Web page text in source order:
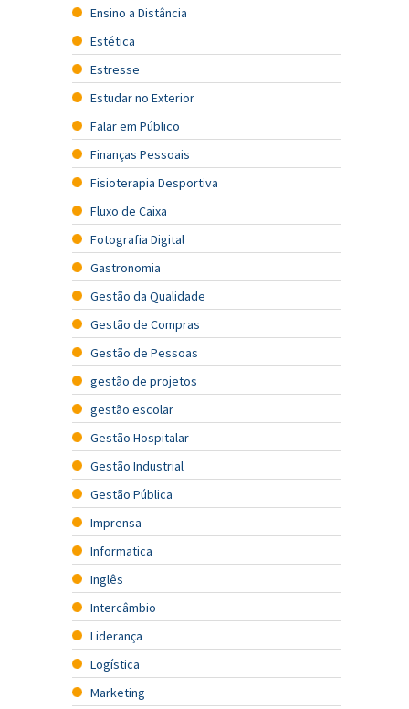
Ensino a Distância
Estética
Estresse
Estudar no Exterior
Falar em Público
Finanças Pessoais
Fisioterapia Desportiva
Fluxo de Caixa
Fotografia Digital
Gastronomia
Gestão da Qualidade
Gestão de Compras
Gestão de Pessoas
gestão de projetos
gestão escolar
Gestão Hospitalar
Gestão Industrial
Gestão Pública
Imprensa
Informatica
Inglês
Intercâmbio
Liderança
Logística
Marketing